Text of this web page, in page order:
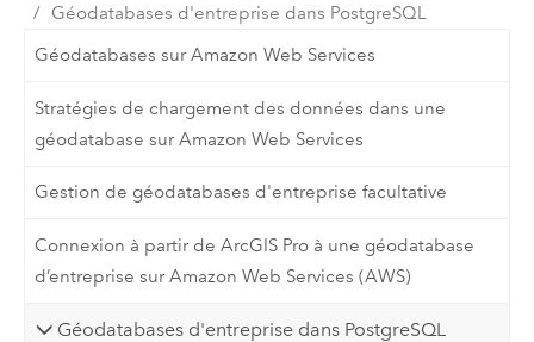
Géodatabases d'entreprise dans PostgreSQL
Géodatabases sur Amazon Web Services
Stratégies de chargement des données dans une
géodatabase sur Amazon Web Services
Gestion de géodatabases d'entreprise facultative
Connexion à partir de ArcGIS Pro à une géodatabase
d’entreprise sur Amazon Web Services (AWS)
Géodatabases d'entreprise dans PostgreSQL